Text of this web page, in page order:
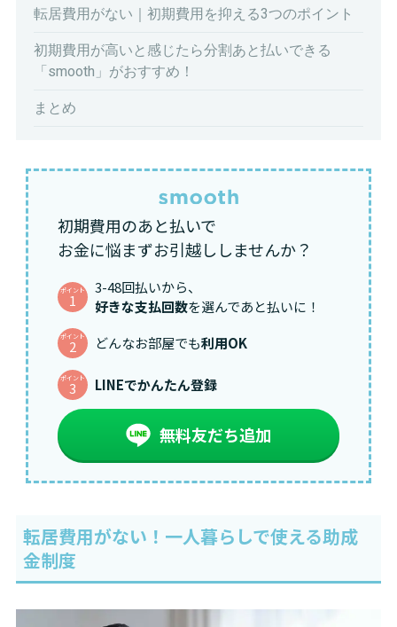
転居費用がない｜初期費用を抑える3つのポイント
初期費用が高いと感じたら分割あと払いできる
「smooth」がおすすめ！
まとめ
初期費用のあと払いで
お金に悩まずお引越ししませんか？
ポイント
1
3-48回払いから、
好きな支払回数を選んであと払いに！
ポイント
2 どんなお部屋でも利用OK
ポイント
3 LINEでかんたん登録
無料友だち追加
転居費用がない！一人暮らしで使える助成
金制度